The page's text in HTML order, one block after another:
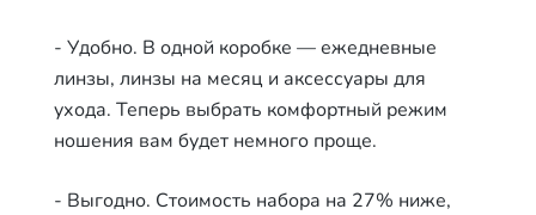
- Удобно. В одной коробке — ежедневные
линзы, линзы на месяц и аксессуары для
ухода. Теперь выбрать комфортный режим
ношения вам будет немного проще.
- Выгодно. Стоимость набора на 27% ниже,